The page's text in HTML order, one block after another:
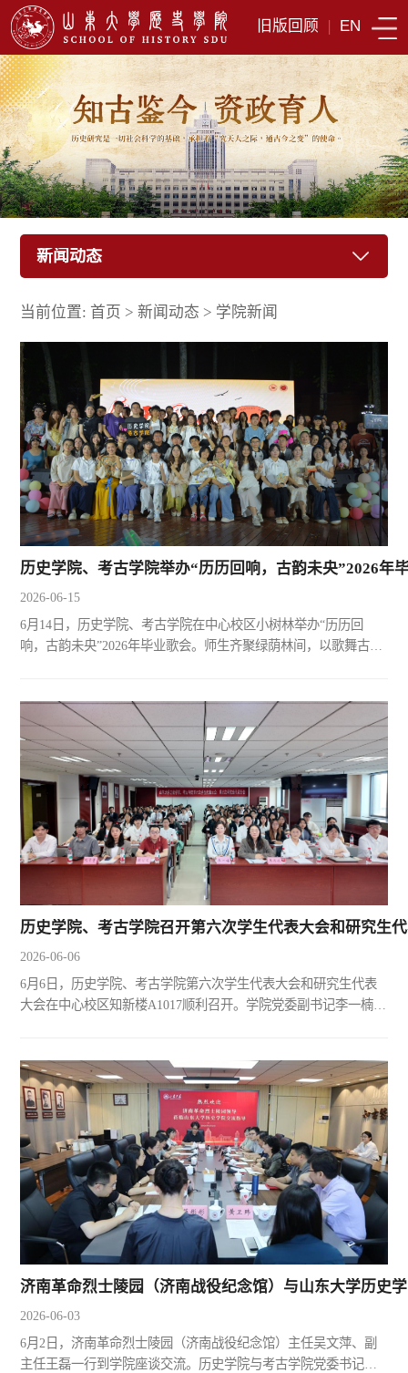
旧版回顾 | EN
新闻动态
当前位置: 首页 >新闻动态 > 学院新闻
历史学院、考古学院举办“历历回响，古韵未央”2026年
2026-06-15
6月14日，历史学院、考古学院在中心校区小树林举办“历历回
响，古韵未央”2026年毕业歌会。师生齐聚绿荫林间，以歌舞古韵
历史学院、考古学院召开第六次学生代表大会和研究生
2026-06-06
6月6日，历史学院、考古学院第六次学生代表大会和研究生代表
大会在中心校区知新楼A1017顺利召开。学院党委副书记李一楠，
会议。
济南革命烈士陵园（济南战役纪念馆）与山东大学历史
2026-06-03
6月2日，济南革命烈士陵园（济南战役纪念馆）主任吴文萍、副
主任王磊一行到学院座谈交流。历史学院与考古学院党委书记刘